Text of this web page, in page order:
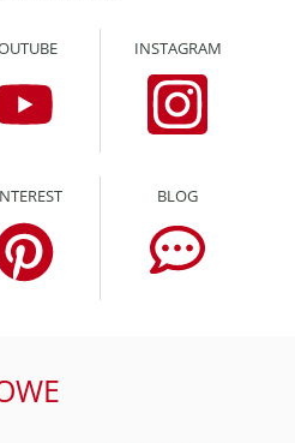
INSTAGRAM
BLOG